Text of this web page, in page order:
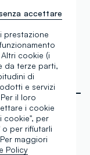
Vita e
sul lato.
prestazione
cookie (i
da terze parti,
di
e servizi
il loro
i cookie
cookie", per
o per rifiutarli
maggiori
Policy
accettare